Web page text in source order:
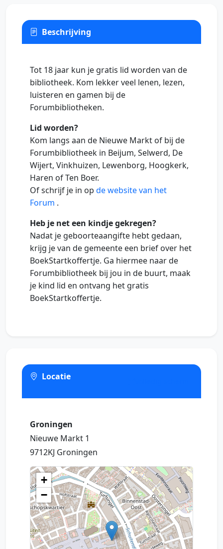
Beschrijving
Tot 18 jaar kun je gratis lid worden van de
bibliotheek. Kom lekker veel lenen, lezen,
luisteren en gamen bij de
Forumbibliotheken.
Lid worden?
Kom langs aan de Nieuwe Markt of bij de
Forumbibliotheek in Beijum, Selwerd, De
Wijert, Vinkhuizen, Lewenborg, Hoogkerk,
Haren of Ten Boer.
Of schrijf je in op de website van het
Forum .
Heb je net een kindje gekregen?
Nadat je geboorteaangifte hebt gedaan,
krijg je van de gemeente een brief over het
BoekStartkoffertje. Ga hiermee naar de
Forumbibliotheek bij jou in de buurt, maak
je kind lid en ontvang het gratis
BoekStartkoffertje.
Locatie
Groningen
Nieuwe Markt 1
9712KJ Groningen
+
−